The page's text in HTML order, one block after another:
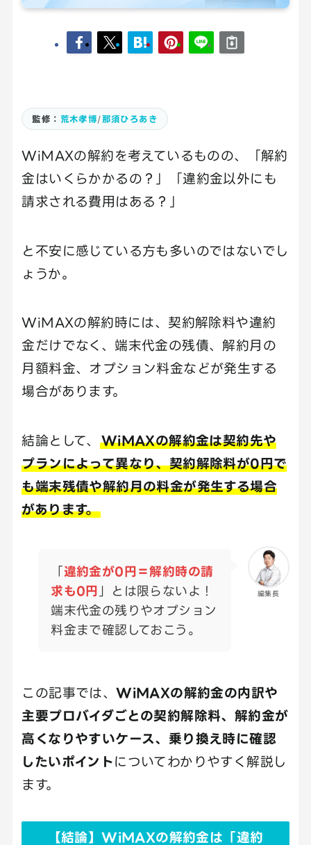
監修： 荒木孝博/那須ひろあき
WiMAXの解約を考えているものの、「解約
金はいくらかかるの？」「違約金以外にも
請求される費用はある？」
と不安に感じている方も多いのではないでし
ょうか。
WiMAXの解約時には、契約解除料や違約
金だけでなく、端末代金の残債、解約月の
月額料金、オプション料金などが発生する
場合があります。
結論として、 WiMAXの解約金は契約先や
プランによって異なり、契約解除料が0円で
も端末残債や解約月の料金が発生する場合
があります。
編集長
「違約金が0円＝解約時の請
求も0円
」とは限らないよ！
端末代金の残りやオプション
料金まで確認しておこう。
この記事では、WiMAXの解約金の内訳や
主要プロバイダごとの契約解除料、解約金が
高くなりやすいケース、乗り換え時に確認
したいポイントについてわかりやすく解説し
ます。
【結論】WiMAXの解約金は「違約